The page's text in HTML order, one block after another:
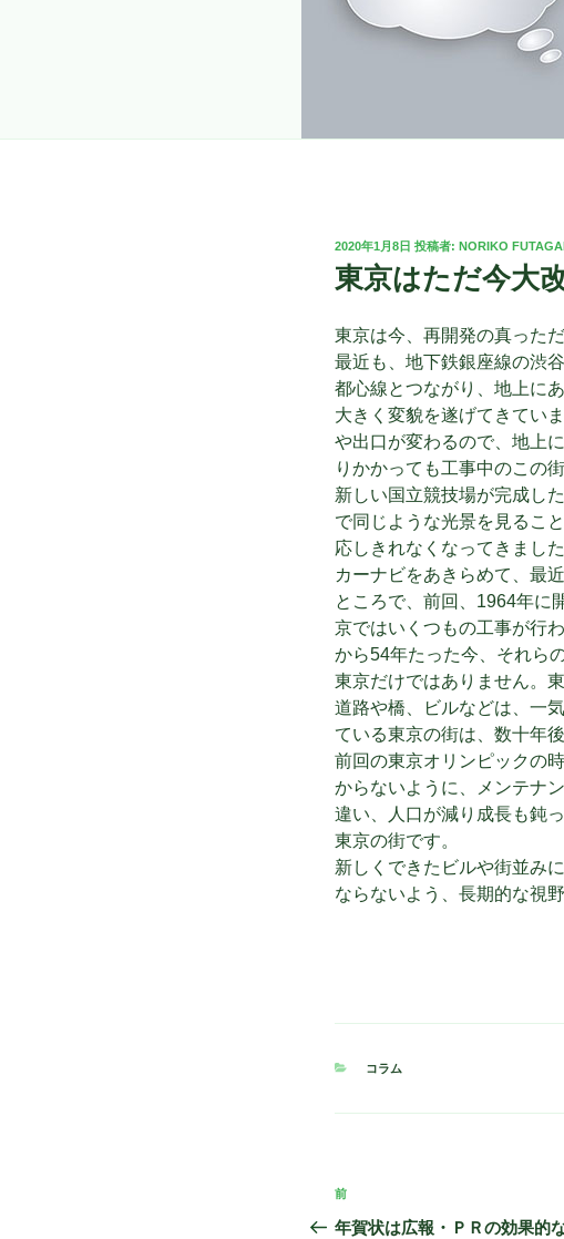
投
日:
2020年1月8日 投稿者: NORIKO
東京はただ今大
東京は今、再開発の真った
最近も、地下鉄銀座線の渋
都心線とつながり、地上に
大きく変貌を遂げてきてい
や出口が変わるので、地上
りかかっても工事中のこの
新しい国立競技場が完成し
で同じような光景を見るこ
応しきれなくなってきまし
カーナビをあきらめて、最
ところで、前回、1964年に
京ではいくつもの工事が行
から54年たった今、それら
東京だけではありません。
道路や橋、ビルなどは、一
ている東京の街は、数十年
前回の東京オリンピックの
からないように、メンテナ
違い、人口が減り成長も鈍
東京の街です。
新しくできたビルや街並み
ならないよう、長期的な視
カ
コラム
投
稿
前
の
前
年賀状は広報・ＰＲの効果的